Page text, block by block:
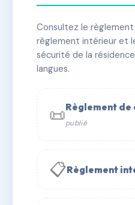
✓ Immatriculée 🏠 64
📞 Contacter Syndic
Consultez le
règlement intérieur et
sécurité de la
langues.
📜Règlement
publié
📋Règlement